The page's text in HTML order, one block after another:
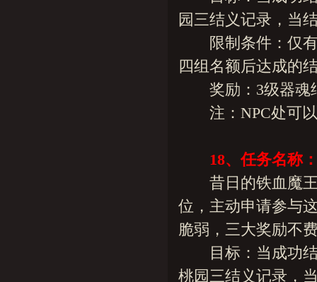
园三结义记录，当
限制条件：仅有
四组名额后达成的
奖励：3级器魂结
注：NPC处可以
18、任务名称
昔日的铁血魔王
位，主动申请参与
脆弱，三大奖励不
目标：当成功结
桃园三结义记录，